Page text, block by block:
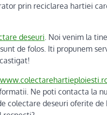
prin reciclarea hartiei
deseuri. Noi venim la
de folos. Iti propunem
Ne poti contacta la
colectare deseuri oferite de